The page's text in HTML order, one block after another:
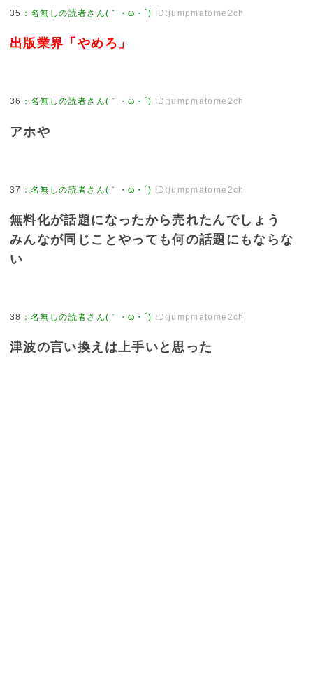
35 ：名無しの読者さん(｀・ω・´) ID:jumpmatome2ch
出版業界「やめろ」
36 ：名無しの読者さん(｀・ω・´) ID:jumpmatome2ch
アホや
37 ：名無しの読者さん(｀・ω・´) ID:jumpmatome2ch
無料化が話題になったから売れたんでしょう
みんなが同じことやっても何の話題にもならな
い
38 ：名無しの読者さん(｀・ω・´) ID:jumpmatome2ch
津波の言い換えは上手いと思った